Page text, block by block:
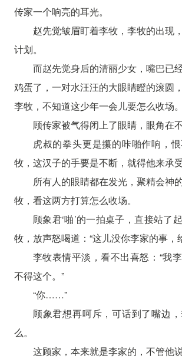
传家一个响亮的耳光。
赵先觉皱眉盯着李牧，李牧的出现
计划。
而赵先觉身后的清丽少女，嘴巴已
鸡蛋了，一对水汪汪的大眼睛瞪的滚圆
李牧，不知道这少年一会儿要怎么收场。
顾传家被气得闭上了眼睛，眼角在
虎叔的拳头更是攥的咔啪作响，
牧，这汉子的手要是不断，就得他来承受
所有人的眼睛都在发光，聚精会神
牧，看这两方打算怎么收场。
顾象君‘啪’的一拍桌子，直接站了
牧，放声怒喝道：“这儿没你李家的事，
李牧表情平淡，看不出喜怒：“我
不得这个。”
“你……”
顾象君想再呵斥，可话到了嘴边
么。
这顾家，本来就是李家的，不管他